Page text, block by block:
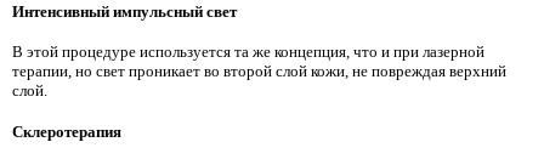
Интенсивный импульсный свет
В этой процедуре используется та же концепция, что и при лазерной
терапии, но свет проникает во второй слой кожи, не повреждая верхний
слой.
Склеротерапия